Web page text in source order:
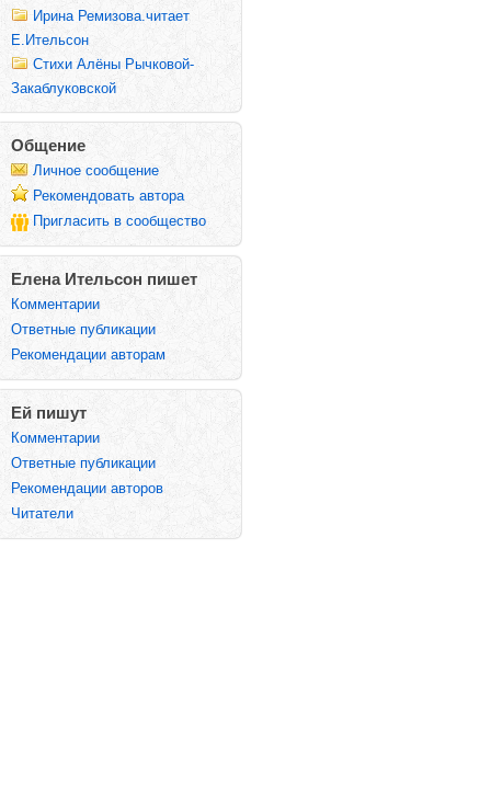
Ирина Ремизова.читает
Е.Ительсон
Стихи Алёны Рычковой-
Закаблуковской
Общение
Личное сообщение
Рекомендовать автора
Пригласить в сообщество
Елена Ительсон пишет
Комментарии
Ответные публикации
Рекомендации авторам
Ей пишут
Комментарии
Ответные публикации
Рекомендации авторов
Читатели